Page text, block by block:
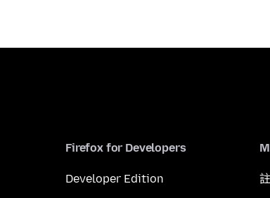
Firefox for Developers
Developer Edition